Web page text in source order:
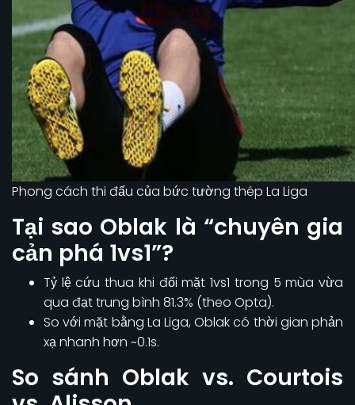
Phong cách thi đấu của bức tường thép La Liga
Tại sao Oblak là “chuyên gia
cản phá 1vs1”?
Tỷ lệ cứu thua khi đối mặt 1vs1 trong 5 mùa vừa
qua đạt trung bình 81.3% (theo Opta).
So với mặt bằng La Liga, Oblak có thời gian phản
xạ nhanh hơn ~0.1s.
So sánh Oblak vs. Courtois